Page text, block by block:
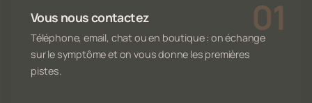
Vous nous contactez
Téléphone, email, chat ou en boutique : on échange
sur le symptôme et on vous donne les premières
pistes.